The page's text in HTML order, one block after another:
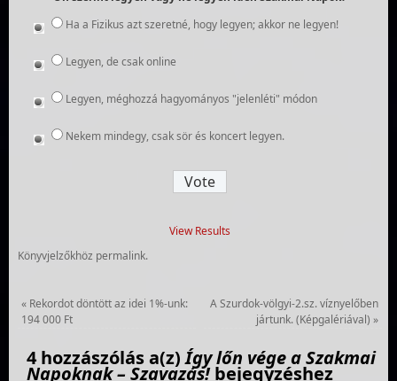
Ha a Fizikus azt szeretné, hogy legyen; akkor ne legyen!
Legyen, de csak online
Legyen, méghozzá hagyományos "jelenléti" módon
Nekem mindegy, csak sör és koncert legyen.
View Results
Könyvjelzőkhöz permalink.
« Rekordot döntött az idei 1%-unk:
194 000 Ft
A Szurdok-völgyi-2.sz. víznyelőben
jártunk. (Képgalériával) »
4 hozzászólás a(z)Így lőn vége a Szakmai
Napoknak – Szavazás!bejegyzéshez